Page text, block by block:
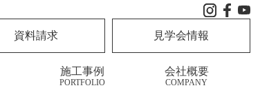
資料請求 見学会情報
施工事例
PORTFOLIO
会社概要
COMPANY